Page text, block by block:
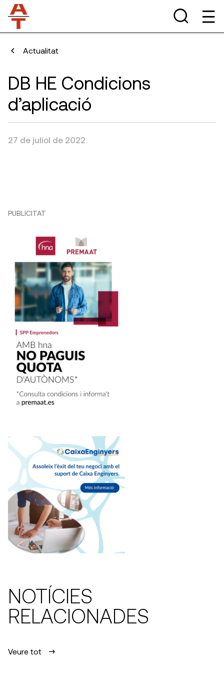
Actualitat
DB HE Condicions
d’aplicació
27 de juliol de 2022
PUBLICITAT
NOTÍCIES
RELACIONADES
Veure tot